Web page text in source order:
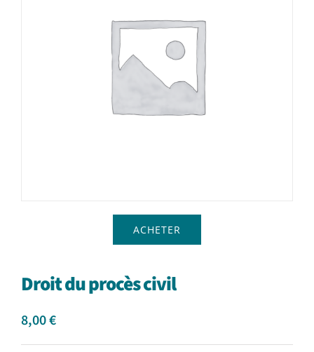
Panier WooCommerce
ACHETER
Droit du procès civil
8,00€